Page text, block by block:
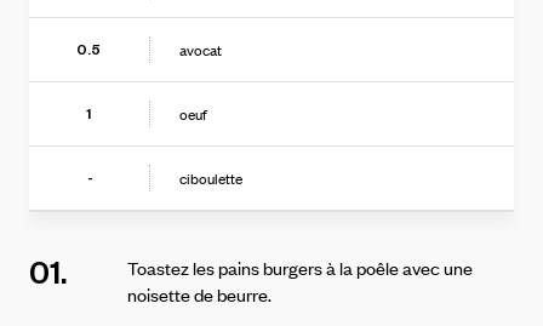
0.5 avocat
1 oeuf
- ciboulette
01.
Toastez les pains burgers à la poêle avec une
noisette de beurre.